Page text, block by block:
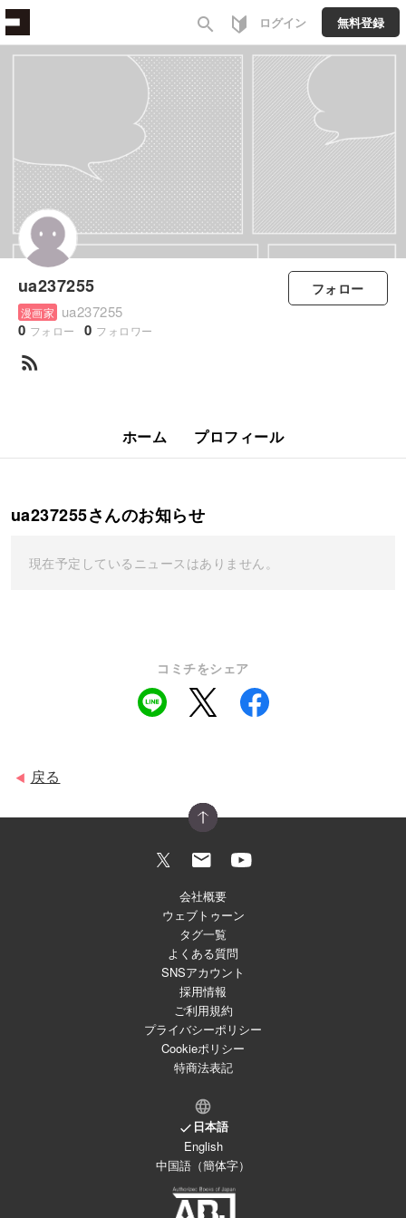
search ログイン 無料登録
ua237255
漫画家 ua237255
0 フォロー 0 フォロワー
フォロー
rss_feed
ホーム プロフィール
ua237255さんのお知らせ
現在予定しているニュースはありません。
コミチをシェア
◀ 戻る
会社概要
ウェブトゥーン
タグ一覧
よくある質問
SNSアカウント
採用情報
ご利用規約
プライバシーポリシー
Cookieポリシー
特商法表記
日本語
English
中国語（簡体字）